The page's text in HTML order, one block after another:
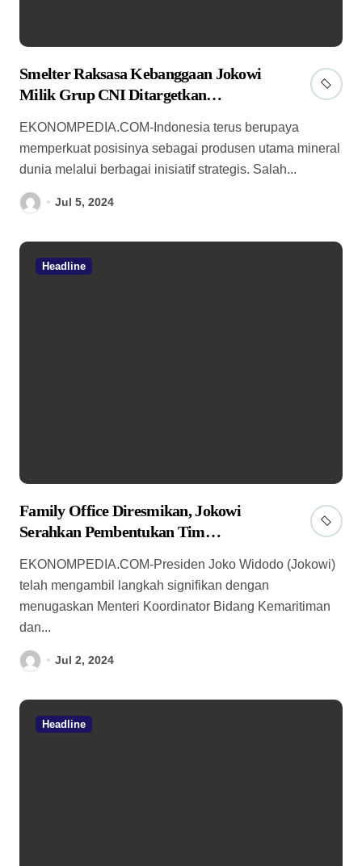
Smelter Raksasa Kebanggaan Jokowi
Milik Grup CNI Ditargetkan
EKONOMPEDIA.COM-Indonesia terus berupaya
memperkuat posisinya sebagai produsen utama mineral
dunia melalui berbagai inisiatif strategis. Salah...
Jul 5, 2024
Headline
Family Office Diresmikan, Jokowi
Serahkan Pembentukan Tim
EKONOMPEDIA.COM-Presiden Joko Widodo (Jokowi)
telah mengambil langkah signifikan dengan
menugaskan Menteri Koordinator Bidang Kemaritiman
dan...
Jul 2, 2024
Headline